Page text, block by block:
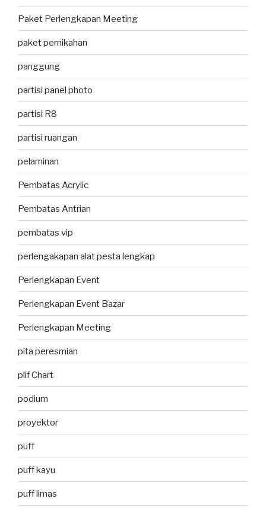
Paket Perlengkapan Meeting
paket pernikahan
panggung
partisi panel photo
partisi R8
partisi ruangan
pelaminan
Pembatas Acrylic
Pembatas Antrian
pembatas vip
perlengakapan alat pesta lengkap
Perlengkapan Event
Perlengkapan Event Bazar
Perlengkapan Meeting
pita peresmian
plif Chart
podium
proyektor
puff
puff kayu
puff limas